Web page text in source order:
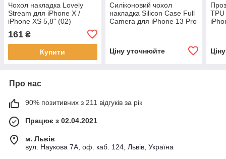
Чохол накладка Lovely
Stream для iPhone X /
iPhone XS 5,8" (02)
161 ₴
Купити
Силіконовий чохол
накладка Silicon Case Full
Camera для iPhone 13 Pro
Ціну уточнюйте
Про нас
90% позитивних з 211 відгуків за рік
Працює з 02.04.2021
м. Львів
вул. Наукова 7А, оф. каб. 124, Львів, Україна